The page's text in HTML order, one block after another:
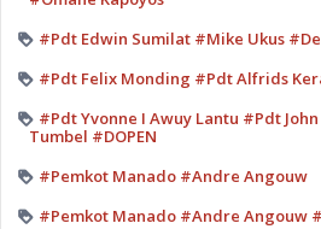
#Pdt Edwin Sumilat #Mike Ukus
#Pdt Felix Monding #Pdt Alfrids
#Pdt Yvonne I Awuy Lantu #Pdt
Tumbel #DOPEN
#Pemkot Manado #Andre Angouw
#Pemkot Manado #Andre Angouw